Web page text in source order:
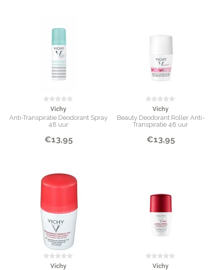
Vichy
Anti-Transpiratie Deodorant Spray
48 uur
€13,95
Vichy
Beauty Deodorant Roller Anti-
Transpiratie 48 uur
€13,95
Vichy Vichy